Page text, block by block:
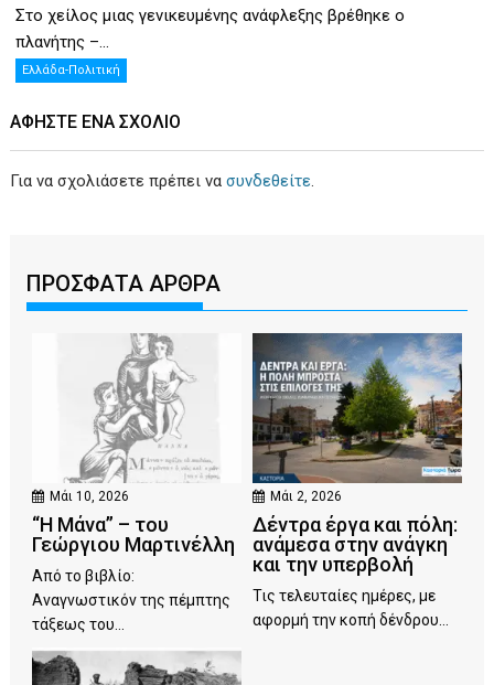
Στο χείλος μιας γενικευμένης ανάφλεξης βρέθηκε ο
πλανήτης –...
Ελλάδα-Πολιτική
ΑΦΉΣΤΕ ΕΝΑ ΣΧΌΛΙΟ
Για να σχολιάσετε πρέπει νασυνδεθείτε.
ΠΡΟΣΦΑΤΑ ΑΡΘΡΑ
Μάι 10, 2026
“Η Μάνα” – του
Γεώργιου Μαρτινέλλη
Από το βιβλίο:
Αναγνωστικόν της πέμπτης
τάξεως του...
Μάι 2, 2026
Δέντρα έργα και πόλη:
ανάμεσα στην ανάγκη
και την υπερβολή
Τις τελευταίες ημέρες, με
αφορμή την κοπή δένδρου...